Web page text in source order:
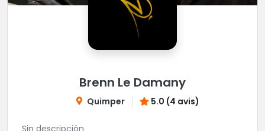
Brenn Le Damany
Quimper 5.0 (4 avis)
Sin descripción